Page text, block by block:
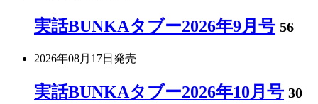
実話BUNKAタブー2026年9月号 56
2026年08月17日 発売
実話BUNKAタブー2026年10月号 30